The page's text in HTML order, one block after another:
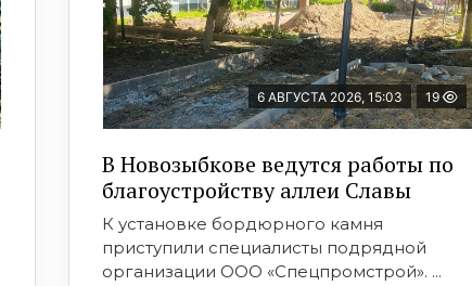
6 АВГУСТА 2026, 15:03 19
В Новозыбкове ведутся работы по
благоустройству аллеи Славы
К установке бордюрного камня
приступили специалисты подрядной
организации ООО «Спецпромстрой». ...